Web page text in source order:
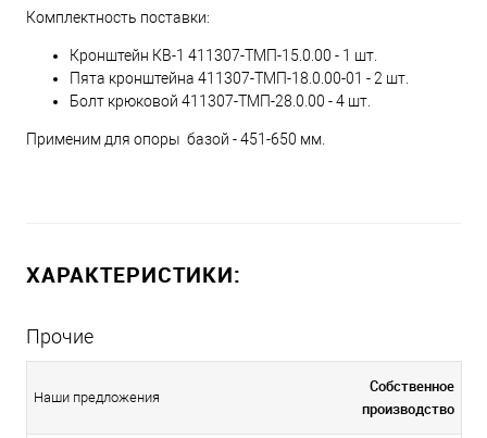
Комплектность поставки:
Кронштейн КВ-1 411307-ТМП-15.0.00 - 1 шт.
Пята кронштейна 411307-ТМП-18.0.00-01 - 2 шт.
Болт крюковой 411307-ТМП-28.0.00 - 4 шт.
Применим для опоры базой - 451-650 мм.
ХАРАКТЕРИСТИКИ:
Прочие
Наши предложения
Собственное
производство